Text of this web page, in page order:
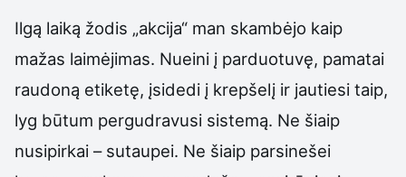
Ilgą laiką žodis „akcija“ man skambėjo kaip
mažas laimėjimas. Nueini į parduotuvę, pamatai
raudoną etiketę, įsidedi į krepšelį ir jautiesi taip,
lyg būtum pergudravusi sistemą. Ne šiaip
nusipirkai – sutaupei. Ne šiaip parsinešei